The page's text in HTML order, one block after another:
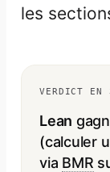
les
VERDICT EN
Lean
(calculer
via BMR